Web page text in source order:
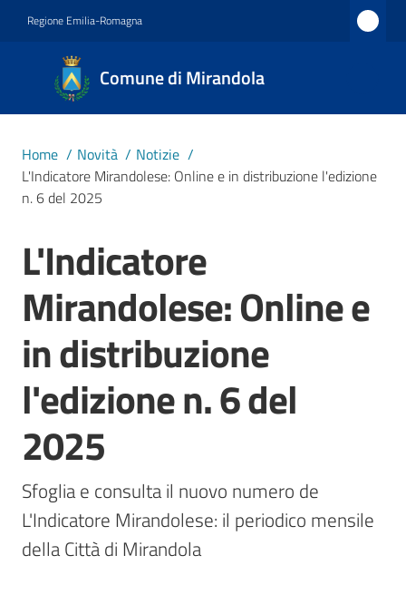
Regione Emilia-Romagna
Comune di Mirandola
Comune
di
Mirandola
1597
Novità
Menu selezionato
Servizi
Vivere
Mirandola
PNRR
Home / Novità / Notizie /
L'Indicatore Mirandolese: Online e in distribuzione l'edizione
n. 6 del 2025
Salta al contenuto
L'Indicatore
Mirandolese: Online e
in distribuzione
l'edizione n. 6 del
2025
Sfoglia e consulta il nuovo numero de
L'Indicatore Mirandolese: il periodico mensile
della Città di Mirandola